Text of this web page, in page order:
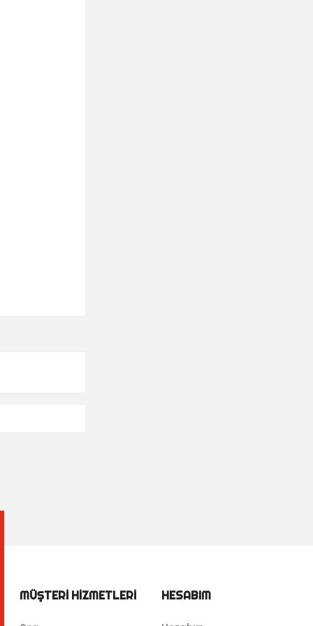
MÜŞTERI HIZMETLERI HESABIM